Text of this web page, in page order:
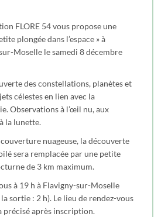
FLORE 54 vous propose une
plongée dans l’espace » à
Moselle le samedi 8 décembre
des constellations, planètes et
célestes en lien avec la
Observations à l’œil nu, aux
la lunette.
couverture nuageuse, la découverte
sera remplacée par une petite
de 3 km maximum.
à 19 h à Flavigny-sur-Moselle
sortie : 2 h). Le lieu de rendez-vous
précisé après inscription.